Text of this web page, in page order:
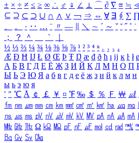
± × ÷ ≠ ≤ ≥ ∞ ∴ ♂ ♀ ∠ ⊥ ⌒ ∂ ∇ ≡ ≒
⊆ ⊇ ⊂ ⊃ ∪ ∩ ∧ ∨ ￢ ⇒ ⇔ ∀ ∃ ∮ ∑
、
。 · ‥ … ¨ 〃 ― ＼ ∼ ´ ～ ˇ ˘ ˝ ˚ ˙
；
？ ＾ ｀
½ ⅓ ⅔ ¼ ¾ ⅛ ⅜ ⅝ ⅞ ¹ ² ³ ⁴ ⁿ ₁ ₂ ₃ ₄
Æ Ð Ħ Ĳ Ł Ø Œ Þ Ŧ Ŋ æ đ ð ħ ı ĳ ĸ ŀ ł
А Б В Г Д Е Ё Ж З И Й К Л М Н О П
Ы Ь Э Ю Я а б в г д е ё ж з и й к л м н
ы ь э ю я
′ ″ ℃ Å ￠ ￡ ￥ ¤ ℉ ‰ ＄ ％ Ｆ ￦ ㎕
㎙ ㎚ ㎛ ㎜ ㎝ ㎞ ㎟ ㎠ ㎡ ㎢ ㏊ ㎍ ㎎
㎱ ㎲ ㎳ ㎴ ㎵ ㎶ ㎷ ㎸ ㎹ ㎀ ㎁ ㎂ ㎃
㎒ ㎓ ㎔ Ω ㏀ ㏁ ㎊ ㎋ ㎌ ㏖ ㏅ ㎭ ㎮
㏃ ㏉ ㏜ ㏆